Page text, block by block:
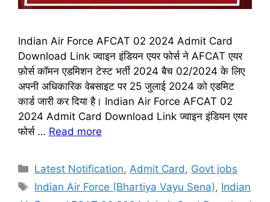
Indian Air Force AFCAT 02 2024 Admit Card
Download Link ज्वाइन इंडियन एयर फोर्स ने AFCAT एयर
फ़ोर्स कॉमन एडमिशन टेस्ट भर्ती 2024 बैच 02/2024 के लिए
अपनी अधिकारिक वेबसाइट पर 25 जुलाई 2024 को एडमिट
कार्ड जारी कर दिया है। Indian Air Force AFCAT 02
2024 Admit Card Download Link ज्वाइन इंडियन एयर
फोर्स … Read more
Categories
Latest Notification,Admit Card, Govt jobs
Tags
Indian Air Force (Bhartiya Vayu Sena), Indian